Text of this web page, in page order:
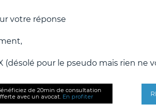
votre réponse
(désolé pour le pseudo mais rien ne
de 20min de consultation
avec un avocat. En profiter